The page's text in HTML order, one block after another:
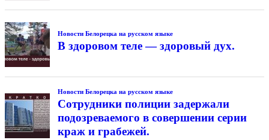
Новости Белорецка на русском языке
В здоровом теле — здоровый дух.
Новости Белорецка на русском языке
Сотрудники полиции задержали
подозреваемого в совершении серии
краж и грабежей.